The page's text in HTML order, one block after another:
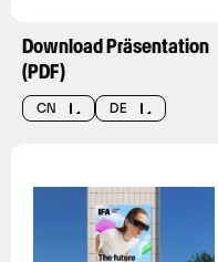
Download Präsentation
(PDF)
CN DE